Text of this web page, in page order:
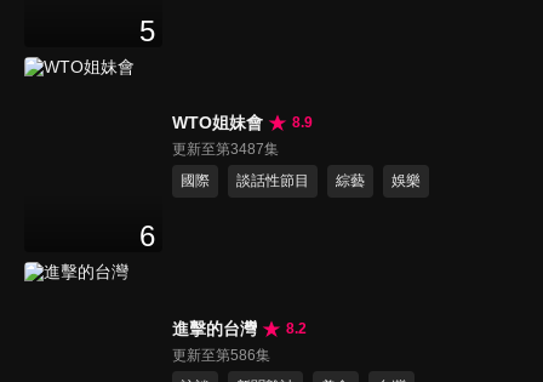
5
6
WTO姐妹會
8.9
更新至第3487集
國際
談話性節目 綜藝 娛樂
進擊的台灣
8.2
更新至第586集